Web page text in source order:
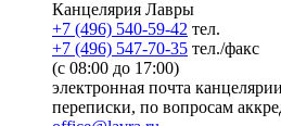
Канцелярия Лавры
+7 (496) 540-59-42 тел.
+7 (496) 547-70-35 тел./факс
(с 08:00 до 17:00)
электронная почта
переписки, по вопросам